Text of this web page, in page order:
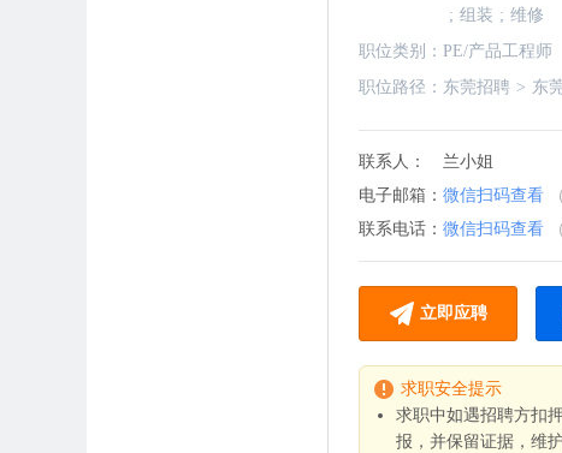
; 组装 ; 维修
职位类别： PE/产品工程师
职位路径： 东莞招聘 > 东
联系人：
兰小姐
电子邮箱： 微信扫码查看
联系电话： 微信扫码查看
立即应聘
求职安全提示
求职中如遇招聘方扣
报，并保留证据，维